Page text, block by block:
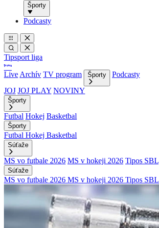
Športy
Podcasty
Tipsport liga
Live Archív TV program Športy
Podcasty
JOJ JOJ PLAY NOVINY
Športy
Futbal Hokej Basketbal
Športy
Futbal Hokej Basketbal
Súťaže
MS vo futbale 2026 MS v hokeji 2026 Tipos SBL
Súťaže
MS vo futbale 2026 MS v hokeji 2026 Tipos SBL